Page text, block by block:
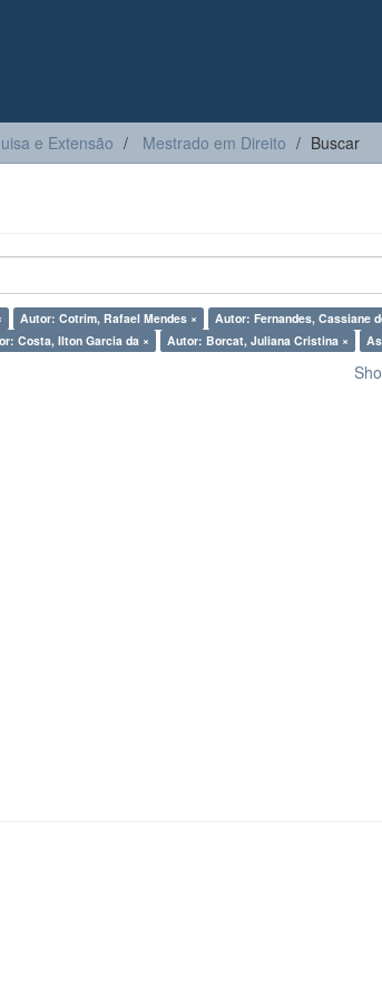
e Extensão Mestrado em Direito Buscar
Autor: Cotrim, Rafael Mendes ×
Autor: Fernandes, Cassiane
Costa, Ilton Garcia da × Autor: Borcat, Juliana Cristina ×